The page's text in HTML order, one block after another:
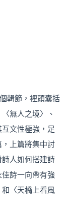
輯節，裡頭囊括
無人之境〉、
互文性極強，足
上篇將集中討
人如何搭建詩
詩一向帶有強
〈天橋上看風